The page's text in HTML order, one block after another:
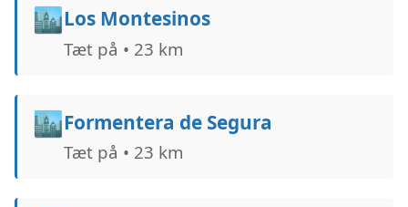
🏙️Los Montesinos
Tæt på • 23 km
🏙️Formentera de Segura
Tæt på • 23 km